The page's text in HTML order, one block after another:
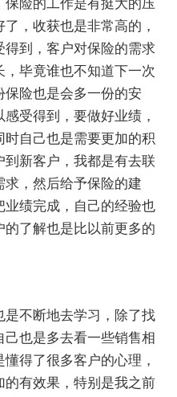
险的工作是有挺大的压
，收获也是非常高的，
得到，客户对保险的需求
毕竟谁也不知道下一次
险也是会多一份的安
受得到，要做好业绩，
自己也是需要更加的积
新客户，我都是有去联
，然后给予保险的建
绩完成，自己的经验也
了解也是比以前更多的
不断地去学习，除了找
也是多去看一些销售相
得了很多客户的心理，
有效果，特别是我之前